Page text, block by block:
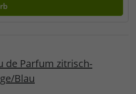
de Parfum zitrisch-
Blau